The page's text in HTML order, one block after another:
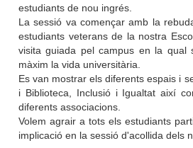
estudiants de nou ingrés.
La sessió va començar amb la
estudiants veterans de la nostra
visita guiada pel campus en la qual
màxim la vida universitària.
Es van mostrar els diferents espais i
i Biblioteca, Inclusió i Igualtat així
diferents associacions.
Volem agrair a tots els estudiants
implicació en la sessió d'acollida dels